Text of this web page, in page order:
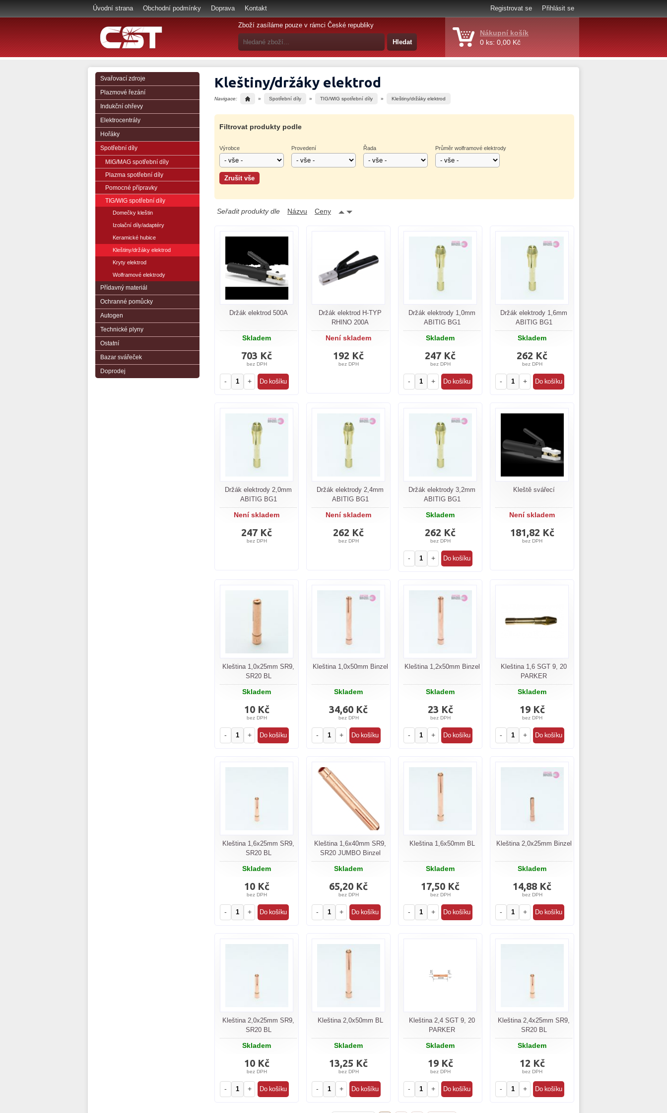
Úvodní strana Obchodní podmínky Doprava Kontakt Registrovat se Přihlásit se
Zboží zasíláme pouze v rámci České republiky
Nákupní košík
0 ks: 0,00 Kč
Svařovací zdroje
Plazmové řezání
Indukční ohřevy
Elektrocentrály
Hořáky
Spotřební díly
MIG/MAG spotřební díly
Plazma spotřební díly
Pomocné přípravky
TIG/WIG spotřební díly
Domečky kleštin
Izolační díly/adaptéry
Keramické hubice
Kleštiny/držáky elektrod
Kryty elektrod
Wolframové elektrody
Přídavný materiál
Ochranné pomůcky
Autogen
Technické plyny
Ostatní
Bazar svářeček
Doprodej
Kleštiny/držáky elektrod
Navigace: » Spotřební díly » TIG/WIG spotřební díly » Kleštiny/držáky elektrod
Filtrovat produkty podle
Výrobce Provedení Řada Průměr wolframové elektrody
Seřadit produkty dle Názvu Ceny
Držák elektrod 500A
Skladem
703 Kč
bez DPH
- +
Držák elektrod H-TYP
RHINO 200A
Není skladem
192 Kč
bez DPH
Držák elektrody 1,0mm
ABITIG BG1
Skladem
247 Kč
bez DPH
- +
Držák elektrody 1,6mm
ABITIG BG1
Skladem
262 Kč
bez DPH
- +
Držák elektrody 2,0mm
ABITIG BG1
Není skladem
247 Kč
bez DPH
Držák elektrody 2,4mm
ABITIG BG1
Není skladem
262 Kč
bez DPH
Držák elektrody 3,2mm
ABITIG BG1
Skladem
262 Kč
bez DPH
- +
Kleště svářecí
Není skladem
181,82 Kč
bez DPH
Kleština 1,0x25mm SR9,
SR20 BL
Skladem
10 Kč
bez DPH
- +
Kleština 1,0x50mm Binzel
Skladem
34,60 Kč
bez DPH
- +
Kleština 1,2x50mm Binzel
Skladem
23 Kč
bez DPH
- +
Kleština 1,6 SGT 9, 20
PARKER
Skladem
19 Kč
bez DPH
- +
Kleština 1,6x25mm SR9,
SR20 BL
Skladem
10 Kč
bez DPH
- +
Kleština 1,6x40mm SR9,
SR20 JUMBO Binzel
Skladem
65,20 Kč
bez DPH
- +
Kleština 1,6x50mm BL
Skladem
17,50 Kč
bez DPH
- +
Kleština 2,0x25mm Binzel
Skladem
14,88 Kč
bez DPH
- +
Kleština 2,0x25mm SR9,
SR20 BL
Skladem
10 Kč
bez DPH
- +
Kleština 2,0x50mm BL
Skladem
13,25 Kč
bez DPH
- +
Kleština 2,4 SGT 9, 20
PARKER
Skladem
19 Kč
bez DPH
- +
Kleština 2,4x25mm SR9,
SR20 BL
Skladem
12 Kč
bez DPH
- +